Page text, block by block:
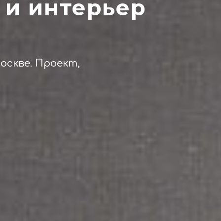
интерьер
Проект,